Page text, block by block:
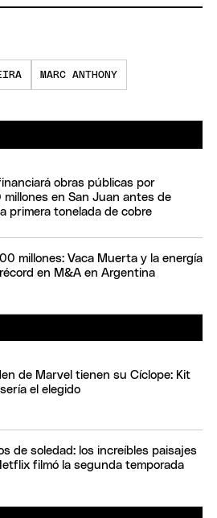
MARC ANTHONY
obras públicas por
millones en San Juan antes de
primera tonelada de cobre
millones: Vaca Muerta y la energía
en M&A en Argentina
de Marvel tienen su Cíclope: Kit
el elegido
de soledad: los increíbles paisajes
filmó la segunda temporada